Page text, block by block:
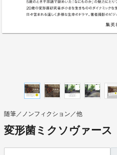
随筆／ノンフィクション／他
変形菌ミクソヴァース